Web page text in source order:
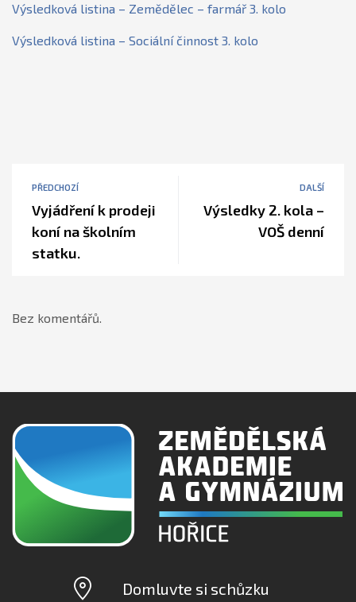
Výsledková listina – Zemědělec – farmář 3. kolo
Výsledková listina – Sociální činnost 3. kolo
PŘEDCHOZÍ
Vyjádření k prodeji
koní na školním
statku.
DALŠÍ
Výsledky 2. kola –
VOŠ denní
Bez komentářů.
Domluvte si schůzku